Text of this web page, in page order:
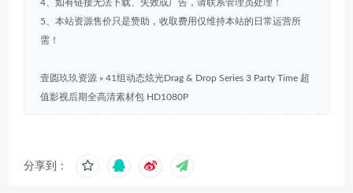
4、如有链接无法下载、失效或广告，请联系管理员处理！
5、本站资源售价只是赞助，收取费用仅维持本站的日常运营所
需！
壹圆玖玖资源 » 41组动态炫光Drag & Drop Series 3 Party Time 超
值影视后期全高清素材包 HD1080P
分享到：